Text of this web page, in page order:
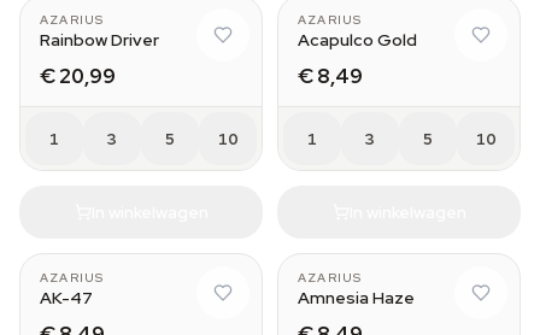
AZARIUS
Rainbow Driver
€ 20,99
1 3 5 10
AZARIUS
Acapulco Gold
€ 8,49
1 3 5 10
AZARIUS
AK-47
AZARIUS
Amnesia Haze